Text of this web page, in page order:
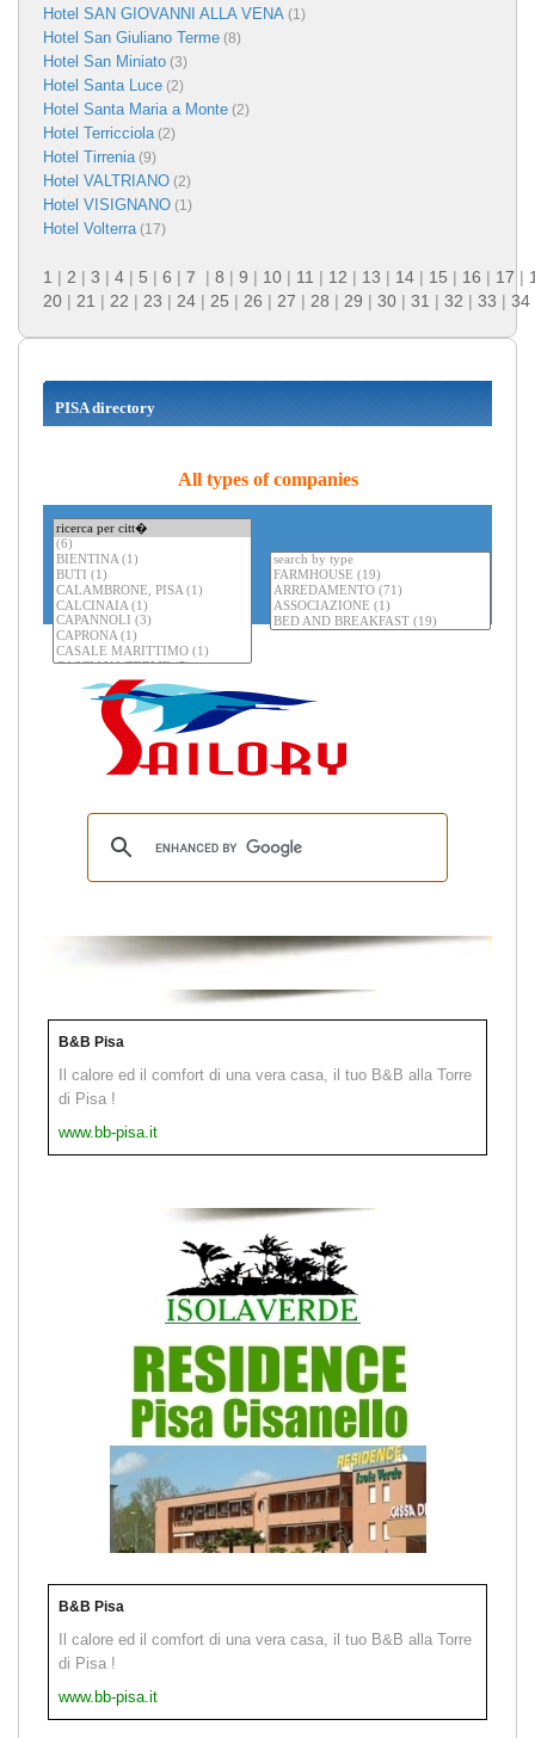
Hotel SAN GIOVANNI ALLA VENA (1)
Hotel San Giuliano Terme (8)
Hotel San Miniato (3)
Hotel Santa Luce (2)
Hotel Santa Maria a Monte (2)
Hotel Terricciola(2)
Hotel Tirrenia(9)
Hotel VALTRIANO (2)
Hotel VISIGNANO (1)
Hotel Volterra(17)
1 | 2 | 3 | 4 | 5 | 6 | 7 | 8 | 9 | 10 | 11 | 12 | 13 | 14 | 15 | 16 | 17 |
20 | 21 | 22 | 23 | 24 | 25 | 26 | 27 | 28 | 29 | 30 | 31 | 32 | 33 | 34
PISA directory
All types of companies
B&B Pisa
Il calore ed il comfort di una vera casa, il tuo B&B alla Torre
di Pisa !
www.bb-pisa.it
B&B Pisa
Il calore ed il comfort di una vera casa, il tuo B&B alla Torre
di Pisa !
www.bb-pisa.it